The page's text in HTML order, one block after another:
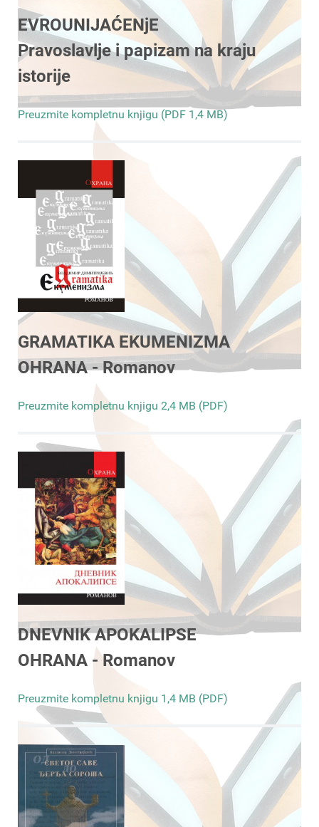
EVROUNIJAĆENjE
Pravoslavlje i papizam na kraju
istorije
Preuzmite kompletnu knjigu (PDF 1,4 MB)
GRAMATIKA EKUMENIZMA
OHRANA - Romanov
Preuzmite kompletnu knjigu 2,4 MB (PDF)
DNEVNIK APOKALIPSE
OHRANA - Romanov
Preuzmite kompletnu knjigu 1,4 MB (PDF)